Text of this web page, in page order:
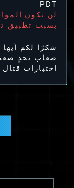
PDT
لن تكون
بسبب تطبيق
شكرًا لكم
صعاب تحدٍ
اختبارات